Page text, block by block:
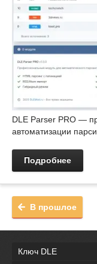
DLE Parser PRO —
автоматизации
Подробнее
В прошлое
Ключ DLE